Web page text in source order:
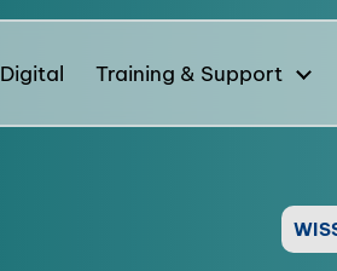
Digital Training & Support